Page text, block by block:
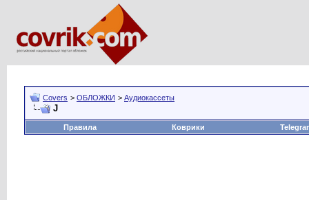
Covers > ОБЛОЖКИ > Аудиокассеты
J
Правила Коврики